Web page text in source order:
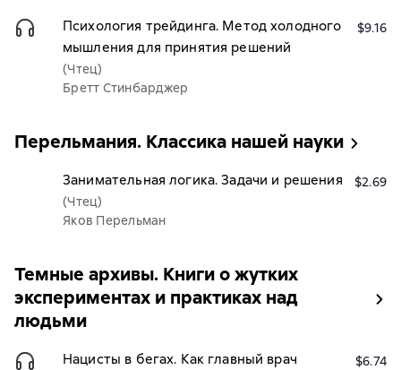
Психология трейдинга. Метод холодного
мышления для принятия решений
(Чтец)
Бретт Стинбарджер
$9.16
Перельмания. Классика нашей науки
Занимательная логика. Задачи и решения
(Чтец)
Яков Перельман
$2.69
Темные архивы. Книги о жутких
экспериментах и практиках над
людьми
Нацисты в бегах. Как главный врач
$6.74